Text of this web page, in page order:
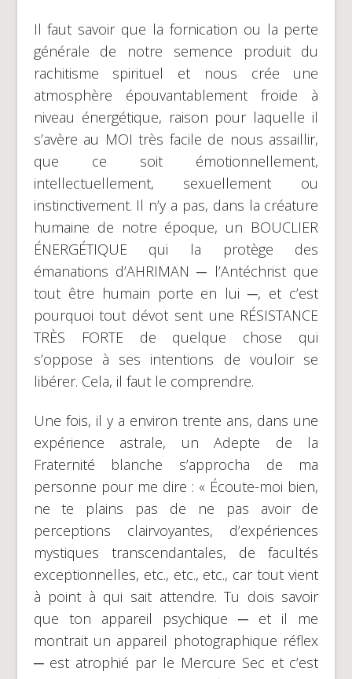
Il faut savoir que la fornication ou la perte
générale de notre semence produit du
rachitisme spirituel et nous crée une
atmosphère épouvantablement froide à
niveau énergétique, raison pour laquelle il
s’avère au MOI très facile de nous assaillir,
que ce soit émotionnellement,
intellectuellement, sexuellement ou
instinctivement. Il n’y a pas, dans la créature
humaine de notre époque, un BOUCLIER
ÉNERGÉTIQUE qui la protège des
émanations d’AHRIMAN ─ l’Antéchrist que
tout être humain porte en lui ─, et c’est
pourquoi tout dévot sent une RÉSISTANCE
TRÈS FORTE de quelque chose qui
s’oppose à ses intentions de vouloir se
libérer. Cela, il faut le comprendre.
Une fois, il y a environ trente ans, dans une
expérience astrale, un Adepte de la
Fraternité blanche s’approcha de ma
personne pour me dire : « Écoute-moi bien,
ne te plains pas de ne pas avoir de
perceptions clairvoyantes, d’expériences
mystiques transcendantales, de facultés
exceptionnelles, etc., etc., etc., car tout vient
à point à qui sait attendre. Tu dois savoir
que ton appareil psychique ─ et il me
montrait un appareil photographique réflex
─ est atrophié par le Mercure Sec et c’est